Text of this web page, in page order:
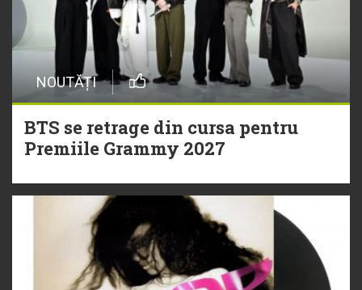
NOUTĂȚI
BTS se retrage din cursa pentru
Premiile Grammy 2027